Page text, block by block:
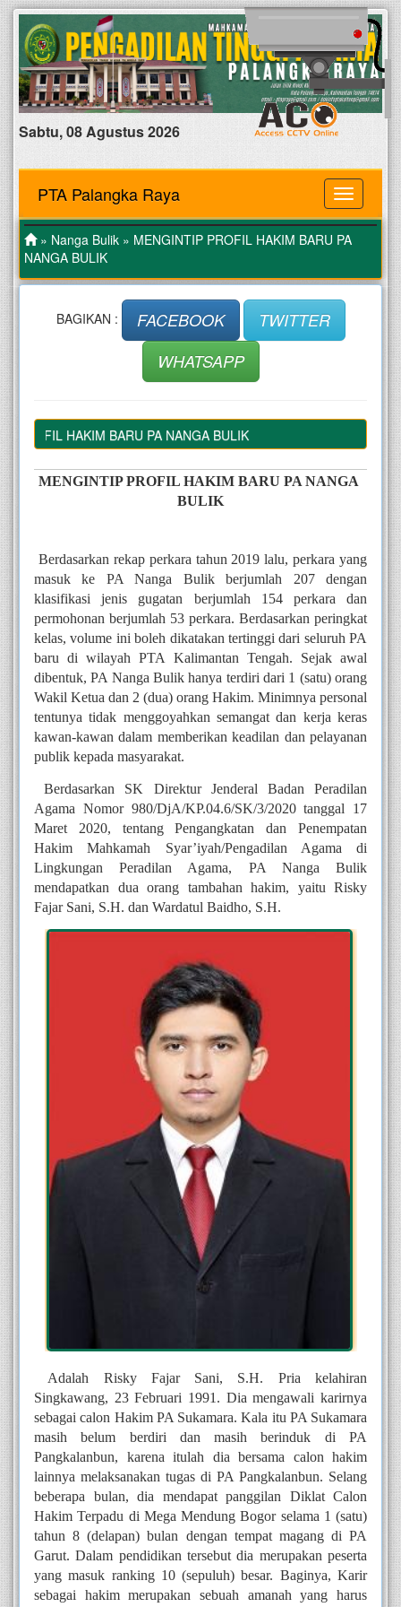
Sabtu, 08 Agustus 2026
MENU
PTA Palangka Raya
» Nanga Bulik » MENGINTIP PROFIL HAKIM BARU PA
NANGA BULIK
BAGIKAN : FACEBOOK
TWITTER
WHATSAPP
HAKIM BARU PA NANGA BULIK
MENGINTIP PROFIL HAKIM BARU PA NANGA
BULIK
Berdasarkan rekap perkara tahun 2019 lalu, perkara yang
masuk ke PA Nanga Bulik berjumlah 207 dengan
klasifikasi jenis gugatan berjumlah 154 perkara dan
permohonan berjumlah 53 perkara. Berdasarkan peringkat
kelas, volume ini boleh dikatakan tertinggi dari seluruh PA
baru di wilayah PTA Kalimantan Tengah. Sejak awal
dibentuk, PA Nanga Bulik hanya terdiri dari 1 (satu) orang
Wakil Ketua dan 2 (dua) orang Hakim. Minimnya personal
tentunya tidak menggoyahkan semangat dan kerja keras
kawan-kawan dalam memberikan keadilan dan pelayanan
publik kepada masyarakat.
Berdasarkan SK Direktur Jenderal Badan Peradilan
Agama Nomor 980/DjA/KP.04.6/SK/3/2020 tanggal 17
Maret 2020, tentang Pengangkatan dan Penempatan
Hakim Mahkamah Syar’iyah/Pengadilan Agama di
Lingkungan Peradilan Agama, PA Nanga Bulik
mendapatkan dua orang tambahan hakim, yaitu Risky
Fajar Sani, S.H. dan Wardatul Baidho, S.H.
Adalah Risky Fajar Sani, S.H. Pria kelahiran
Singkawang, 23 Februari 1991. Dia mengawali karirnya
sebagai calon Hakim PA Sukamara. Kala itu PA Sukamara
masih belum berdiri dan masih berinduk di PA
Pangkalanbun, karena itulah dia bersama calon hakim
lainnya melaksanakan tugas di PA Pangkalanbun. Selang
beberapa bulan, dia mendapat panggilan Diklat Calon
Hakim Terpadu di Mega Mendung Bogor selama 1 (satu)
tahun 8 (delapan) bulan dengan tempat magang di PA
Garut. Dalam pendidikan tersebut dia merupakan peserta
yang masuk ranking 10 (sepuluh) besar. Baginya, Karir
sebagai hakim merupakan sebuah amanah yang harus